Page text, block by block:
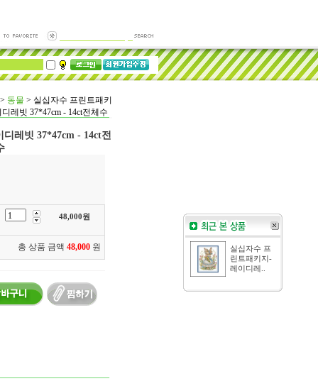
> 동물 > 실십자수 프린트패키
레빗 37*47cm - 14ct전체수
레빗 37*47cm - 14ct전
48,000원
총 상품 금액 48,000 원
실십자수 프
린트패키지-
레이디레..